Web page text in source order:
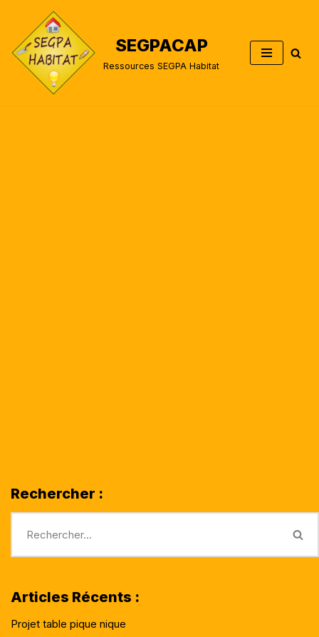
Aller
au
contenu
SEGPACAP
Ressources SEGPA Habitat
Rechercher :
Articles Récents :
Projet table pique nique